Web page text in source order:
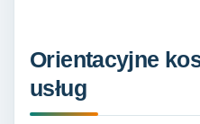
Orientacyjne
usług